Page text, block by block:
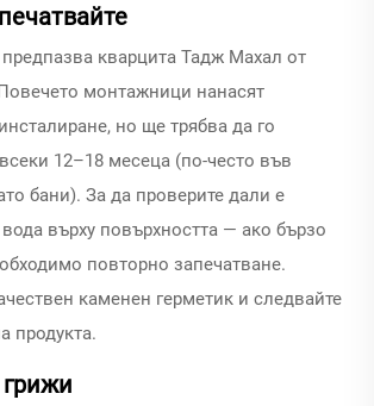
кварцита Тадж Махал от
монтажници нанасят
но ще трябва да го
12–18 месеца (по-често във
бани). За да проверите дали е
върху повърхността — ако бързо
повторно запечатване.
каменен герметик и следвайте
продукта.